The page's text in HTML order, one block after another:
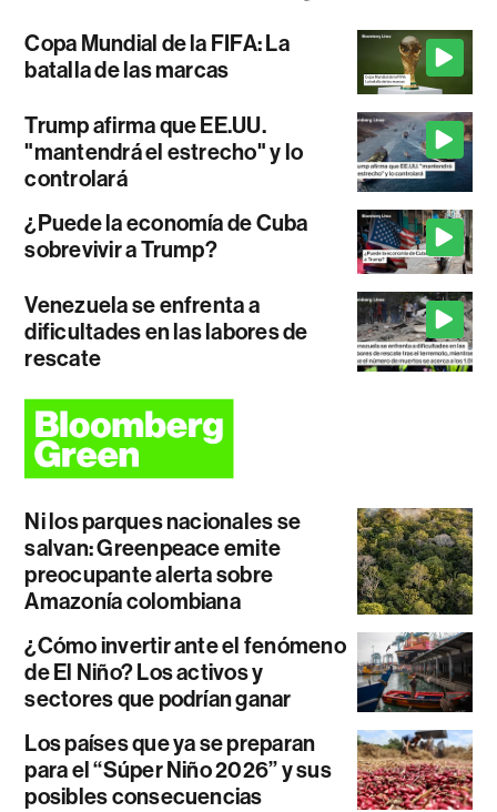
Copa Mundial de la FIFA: La
batalla de las marcas
Trump afirma que EE.UU.
"mantendrá el estrecho" y lo
controlará
¿Puede la economía de Cuba
sobrevivir a Trump?
Venezuela se enfrenta a
dificultades en las labores de
rescate
Ni los parques nacionales se
salvan: Greenpeace emite
preocupante alerta sobre
Amazonía colombiana
¿Cómo invertir ante el fenómeno
de El Niño? Los activos y
sectores que podrían ganar
Los países que ya se preparan
para el “Súper Niño 2026” y sus
posibles consecuencias